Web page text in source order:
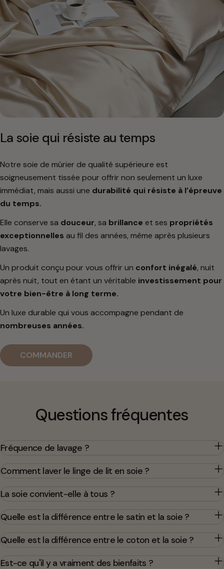
La soie qui résiste au temps
Notre soie de mûrier de qualité supérieure est
soigneusement tissée pour offrir non seulement un luxe
immédiat, mais aussi une durabilité qui résiste à l’épreuve
du temps.
Elle conserve sa douceur, sa brillance et ses propriétés
exceptionnelles au fil des années, même après plusieurs
lavages.
Un produit conçu pour vous offrir un confort inégalé, nuit
après nuit, tout en étant un véritable investissement pour
votre bien-être à long terme.
Un luxe durable qui vous accompagne pendant de
nombreuses années.
COMMANDER
Questions fréquentes
Fréquence de lavage ?
Comment laver le linge de lit en soie ?
La soie convient-elle à tous ?
Quelle est la différence entre le satin et la soie ?
Quelle est la différence entre le coton et la soie ?
Est-ce qu'il y a vraiment des bienfaits ?